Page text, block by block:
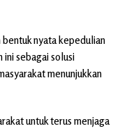
nyata kepedulian
sebagai solusi
menunjukkan
untuk terus menjaga